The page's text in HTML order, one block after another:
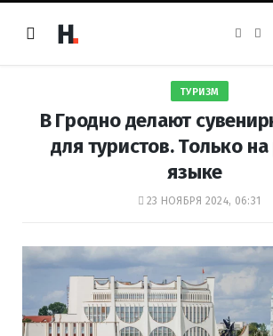
e
k
t
a
m
ТУРИЗМ
В Гродно делают
для туристов. Только
языке
23 НОЯБРЯ 2024, 06:31